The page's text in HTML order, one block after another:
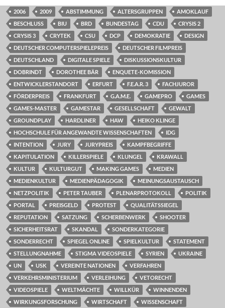
2006 2009 ABSTIMMUNG ALTERSGRUPPEN
AMOKLAUF
BESCHLUSS
BIU BRD BUNDESTAG CDU
CRYSIS 2
CRYSIS 3
CRYTEK CSU DCP DEMOKRATIE
DESIGN
DEUTSCHER COMPUTERSPIELEPREIS
DEUTSCHER FILMPREIS
DEUTSCHLAND
DIGITALE SPIELE
DISKUSSIONSKULTUR
DOBRINDT
DOROTHEE BÄR
ENQUETE-KOMISSION
ENTWICKLERSTANDORT
ERFURT F.E.A.R. 3
FACHJUROR
FÖRDERPREIS
FRANKFURT G.A.M.E. GAMEPRO
GAMES
GAMES-MASTER
GAMESTAR GESELLSCHAFT
GEWALT
GROUNDPLAY
HARDLINER HAW
HEIKO KLINGE
HOCHSCHULE FÜR ANGEWANDTE WISSENSCHAFTEN
IDG
INTENTION
JURY JURYPREIS
KAMPFBEGRIFFE
KAPITULATION
KILLERSPIELE KLUNGEL
KRAWALL
KULTUR
KULTURGUT MAKING GAMES
MEDIEN
MEDIENKULTUR
MEDIENPÄDAGOGIK
MEINUNGSAUSTAUSCH
NETZPOLITIK
PETER TAUBER PLENARPROTOKOLL
POLITIK
PORTAL
PREISGELD PROTEST
QUALITÄTSSIEGEL
REPUTATION
SATZUNG SCHERBENWERK
SHOOTER
SICHERHEITSRAT
SKANDAL
SONDERKATEGORIE
SONDERRECHT
SPIEGEL ONLINE SPIELKULTUR
STATEMENT
STELLUNGNAHME
STIGMA VIDEOSPIELE SYRIEN
UKRAINE
UN
USK VEREINTE NATIONEN
VERFAHREN
VERKEHRSMINISTERIUM
VERLEIHUNG
VETORECHT
VIDEOSPIELE
WELTMÄCHTE WILLKÜR
WINNENDEN
WIRKUNGSFORSCHUNG
WIRTSCHAFT WISSENSCHAFT